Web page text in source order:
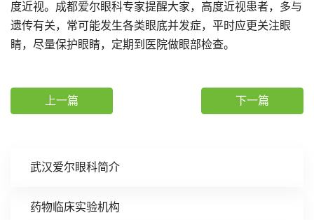
武汉爱尔眼科简介
药物临床实验机构
度近视。成都爱尔眼科专家提醒大家，高度近视患者，多与
遗传有关，常可能发生各类眼底并发症，平时应更关注眼
睛，尽量保护眼睛，定期到医院做眼部检查。
上一篇 下一篇